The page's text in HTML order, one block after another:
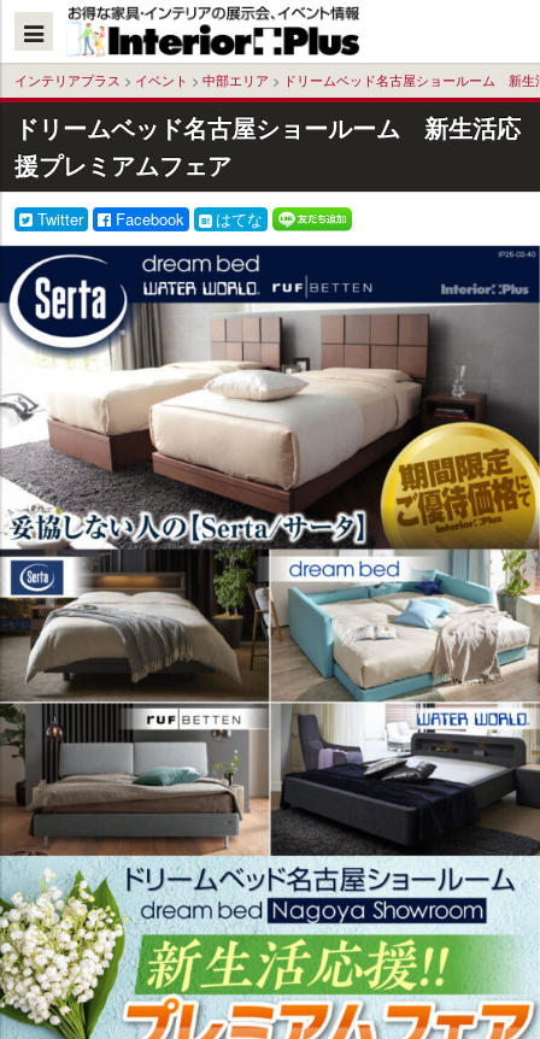
へ
インテリアプラス > イベント > 中部エリア > ドリームベッド名古屋ショールーム 新生
ドリームベッド名古屋ショールーム 新生活応
援プレミアムフェア
Twitter Facebook はてな